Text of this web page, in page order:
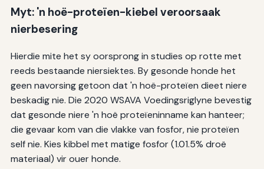
Myt: 'n hoë-proteïen-kiebel veroorsaak
nierbesering
Hierdie mite het sy oorsprong in studies op rotte met
reeds bestaande niersiektes. By gesonde honde het
geen navorsing getoon dat 'n hoë-proteïen dieet niere
beskadig nie. Die 2020 WSAVA Voedingsriglyne bevestig
dat gesonde niere 'n hoë proteïeninname kan hanteer;
die gevaar kom van die vlakke van fosfor, nie proteïen
self nie. Kies kibbel met matige fosfor (1.01.5% droë
materiaal) vir ouer honde.